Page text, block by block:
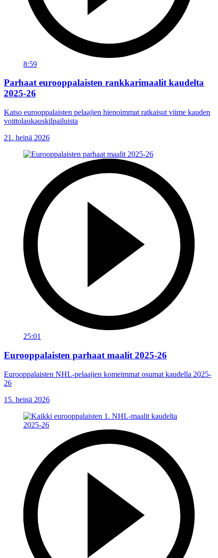
8:59
Parhaat eurooppalaisten rankkarimaalit kaudelta
2025-26
Katso eurooppalaisten pelaajien hienoimmat ratkaisut viime kauden
voittolaukauskilpailuista
21. heinä 2026
25:01
Eurooppalaisten parhaat maalit 2025-26
Eurooppalaisten NHL-pelaajien komeimmat osumat kaudella 2025-
26
15. heinä 2026